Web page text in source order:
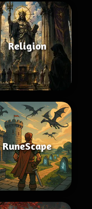
Religion
RuneScape